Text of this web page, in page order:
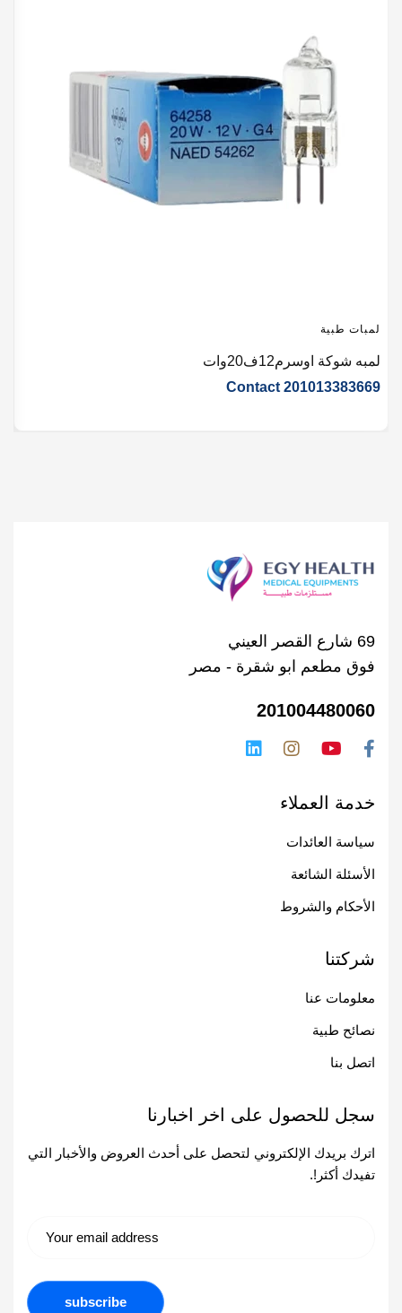
لمبات طبية
لمبه شوكة اوسرم12ف20وات
Contact 201013383669
69 شارع القصر العيني
فوق مطعم ابو شقرة - مصر
201004480060
خدمة العملاء
سياسة العائدات
الأسئلة الشائعة
الأحكام والشروط
شركتنا
معلومات عنا
نصائح طبية
اتصل بنا
سجل للحصول على اخر اخبارنا
اترك بريدك الإلكتروني لتحصل على أحدث العروض والأخبار التي
تفيدك أكثر!.